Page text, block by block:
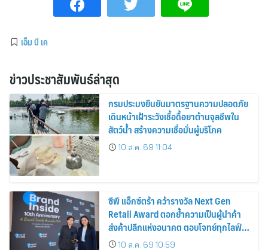
เอ็ม บี เค
ข่าวประชาสัมพันธ์ล่าสุด
กรมประมงยืนยันมาตรฐานความปลอดภัย
เดินหน้าเฝ้าระวังเชื้อดื้อยาต้านจุลชีพใน
สัตว์น้ำ สร้างความเชื่อมั่นผู้บริโภค
10 ส.ค. 69 11:04
ซีพี แอ็กซ์ตร้า คว้ารางวัล Next Gen
Retail Award ตอกย้ำความเป็นผู้นำค้า
ส่งค้าปลีกแห่งอนาคต ตอบโจทย์ทุกไลฟ์
สไตล์ผู้บริโภค
10 ส.ค. 69 10:59